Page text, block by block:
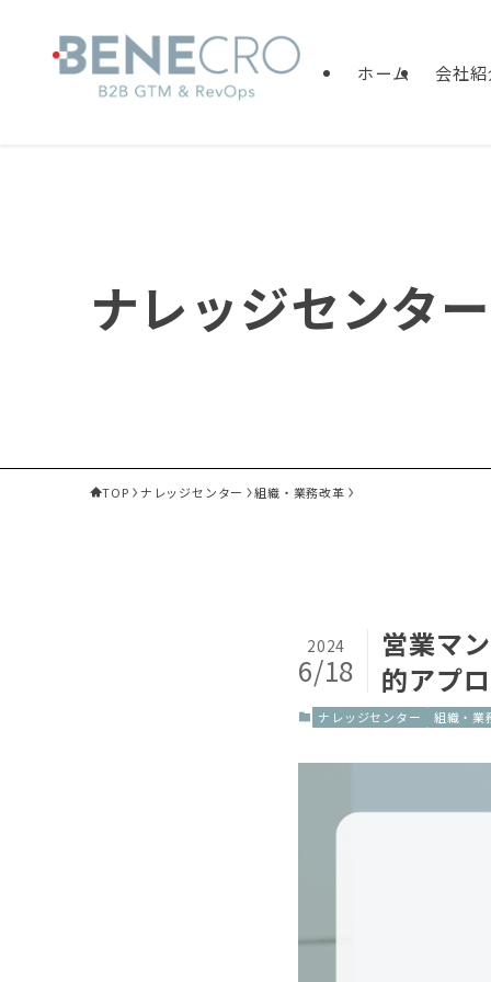
ホーム 会社
ナレッジセンター
TOP ナレッジセンター 組織・業務改革
営業マ
的アプ
2024
6/18
ナレッジセンター 組織・業